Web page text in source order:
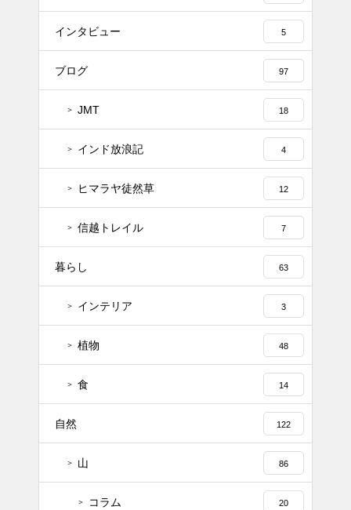
インタビュー 5
ブログ 97
JMT 18
インド放浪記 4
ヒマラヤ徒然草 12
信越トレイル 7
暮らし 63
インテリア 3
植物 48
食 14
自然 122
山 86
コラム 20